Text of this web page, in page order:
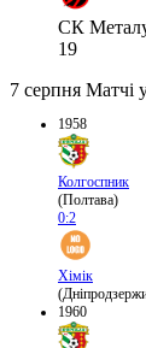
СК
19
7 серпня Матчі
1958
Колгоспник
(Полтава)
0:2
Хімік
1960